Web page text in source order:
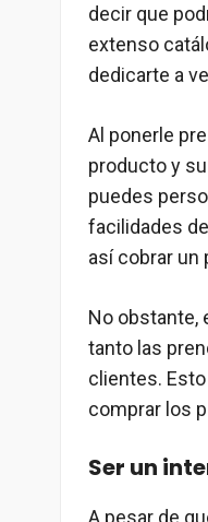
decir que
extenso
dedicarte a
Al ponerle
producto y
puedes
facilidades
así cobrar un
No obstante,
tanto las
clientes.
comprar los
Ser un
A pesar de